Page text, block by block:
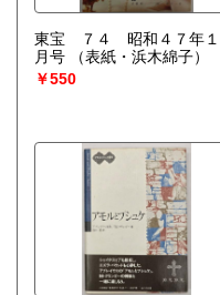
東宝 ７４ 昭和４７年１
月号
（表紙・浜木綿子）
￥550